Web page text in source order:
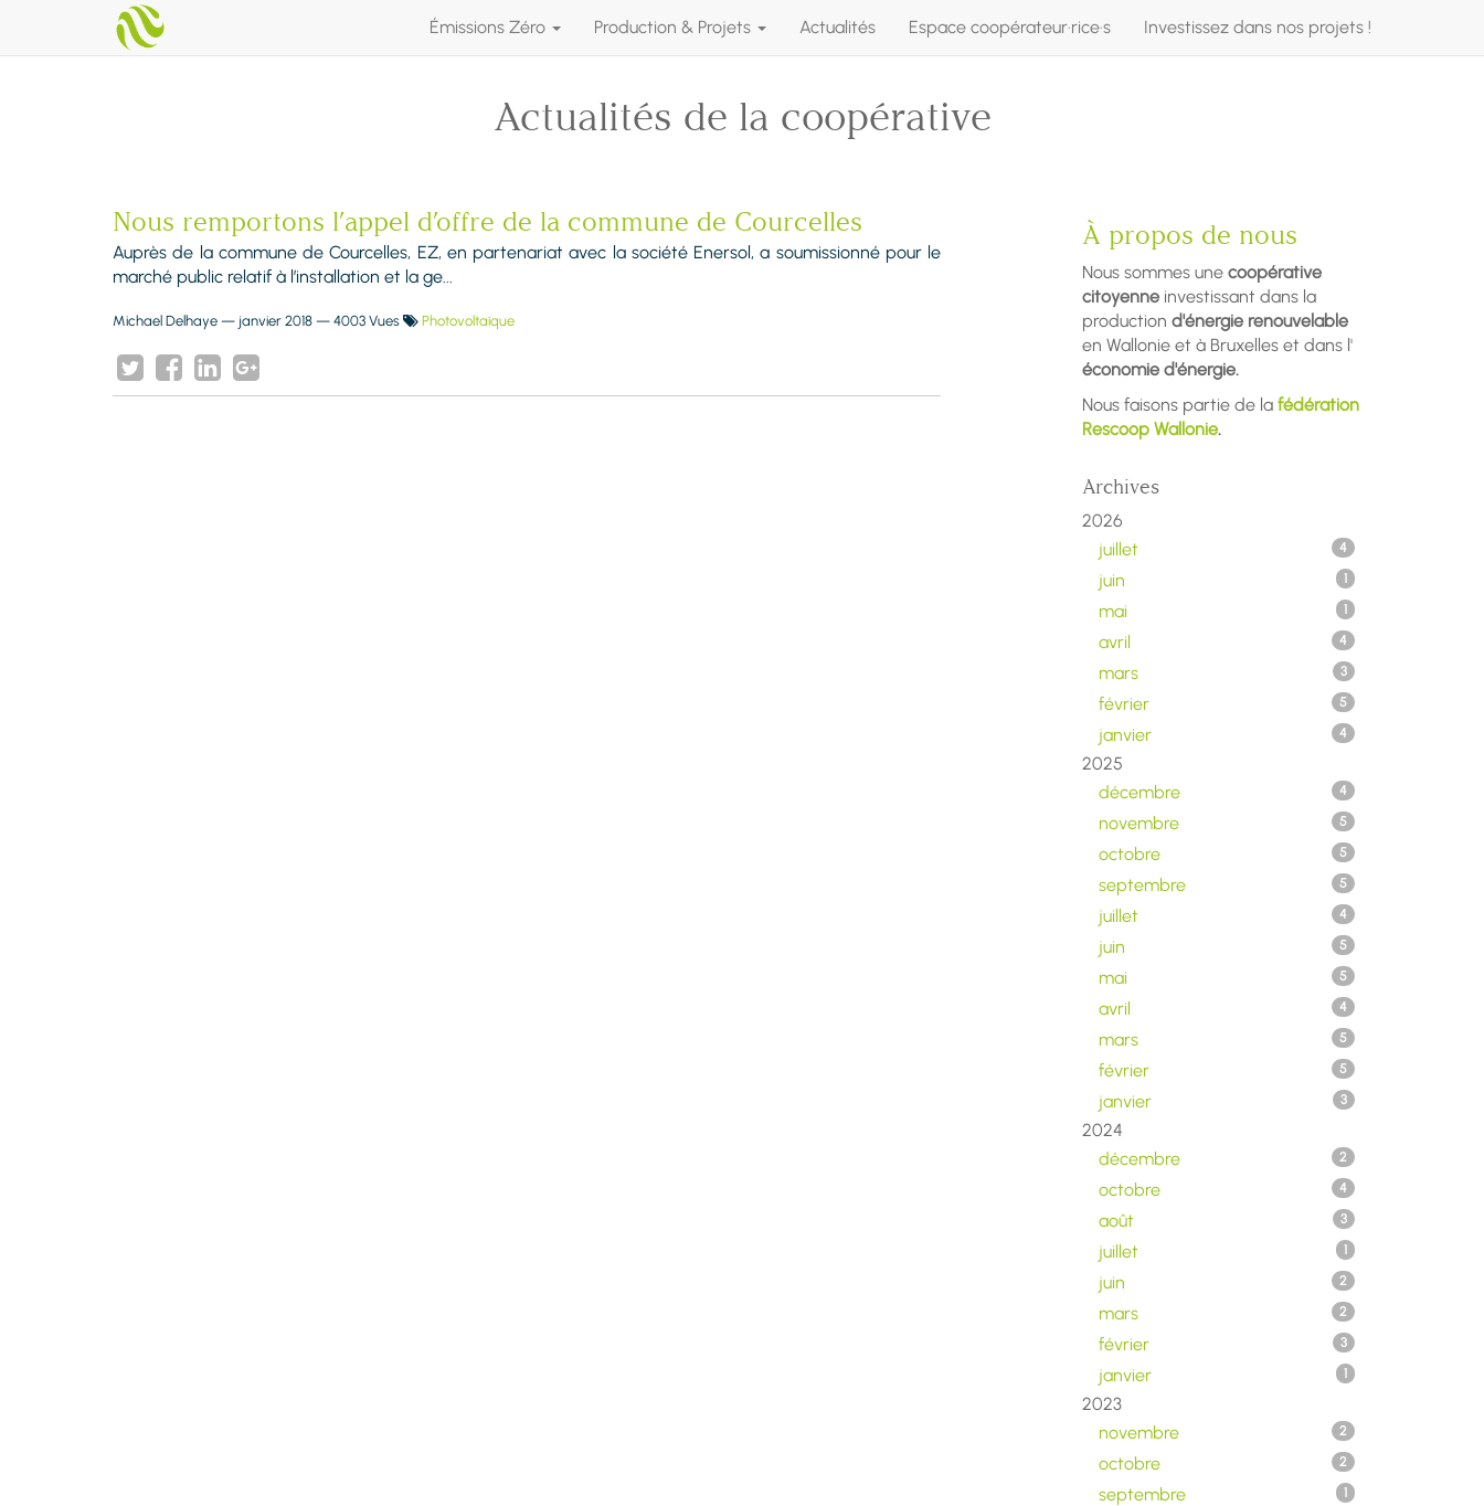
Émissions Zéro Production & Projets Actualités Espace coopérateur·rice·s Investissez dans nos projets !
Actualités de la coopérative
Nous remportons l’appel d’offre de la commune de Courcelles
Auprès de la commune de Courcelles, EZ, en partenariat avec la société Enersol, a soumissionné pour le
marché public relatif à l’installation et la ge...
Michael Delhaye — janvier 2018 — 4003 Vues Photovoltaïque
À propos de nous
Nous sommes une coopérative
citoyenne investissant dans la
production d'énergie renouvelable
en Wallonie et à Bruxelles et dans l'
économie d'énergie.
Nous faisons partie de la fédération
Rescoop Wallonie.
Archives
2026
juillet
4
juin 1
mai 1
avril 4
mars 3
février 5
janvier 4
2025
décembre
4
novembre 5
octobre 5
septembre 5
juillet 4
juin 5
mai 5
avril 4
mars 5
février 5
janvier 3
2024
décembre
2
octobre 4
août 3
juillet 1
juin 2
mars 2
février 3
janvier 1
2023
novembre
2
octobre 2
septembre 1